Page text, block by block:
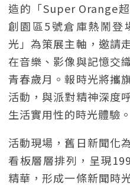
造的「Super Orange
創園區5號倉庫熱鬧登
光」為策展主軸，邀請
在音樂、影像與記憶交
青春歲月。報時光將攜
活動，與派對精神深度
生活實用性的時光體驗。
活動現場，舊日新聞化
看板層層排列，呈現
精華，形成一條新聞時